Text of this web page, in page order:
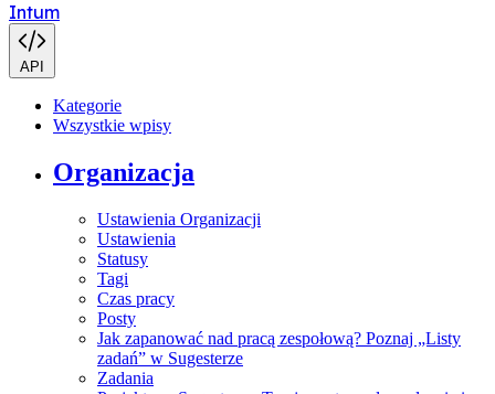
Intum
API
Kategorie
Wszystkie wpisy
Organizacja
Ustawienia Organizacji
Ustawienia
Statusy
Tagi
Czas pracy
Posty
Jak zapanować nad pracą zespołową? Poznaj „Listy
zadań” w Sugesterze
Zadania